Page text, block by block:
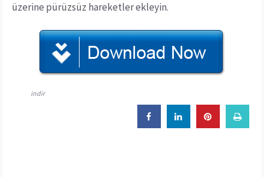
üzerine pürüzsüz hareketler ekleyin.
indir